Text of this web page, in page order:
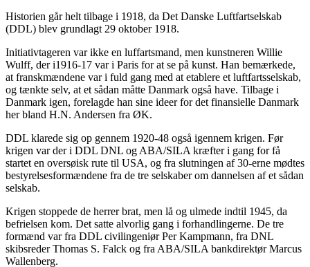
Historien går helt tilbage i 1918, da Det Danske Luftfartselskab
(DDL) blev grundlagt 29 oktober 1918.
Initiativtageren var ikke en luffartsmand, men kunstneren Willie
Wulff, der i1916-17 var i Paris for at se på kunst. Han bemærkede,
at franskmændene var i fuld gang med at etablere et luftfartsselskab,
og tænkte selv, at et sådan måtte Danmark også have. Tilbage i
Danmark igen, forelagde han sine ideer for det finansielle Danmark
her bland H.N. Andersen fra ØK.
DDL klarede sig op gennem 1920-48 også igennem krigen. Før
krigen var der i DDL DNL og ABA/SILA kræfter i gang for få
startet en oversøisk rute til USA, og fra slutningen af 30-erne mødtes
bestyrelsesformændene fra de tre selskaber om dannelsen af et sådan
selskab.
Krigen stoppede de herrer brat, men lå og ulmede indtil 1945, da
befrielsen kom. Det satte alvorlig gang i forhandlingerne. De tre
formænd var fra DDL civilingeniør Per Kampmann, fra DNL
skibsreder Thomas S. Falck og fra ABA/SILA bankdirektør Marcus
Wallenberg.